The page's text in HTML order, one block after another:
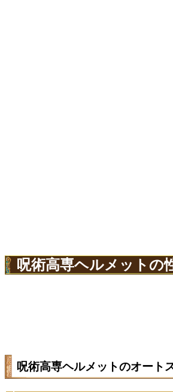
呪術高専ヘルメットの
呪術高専ヘルメットのオート